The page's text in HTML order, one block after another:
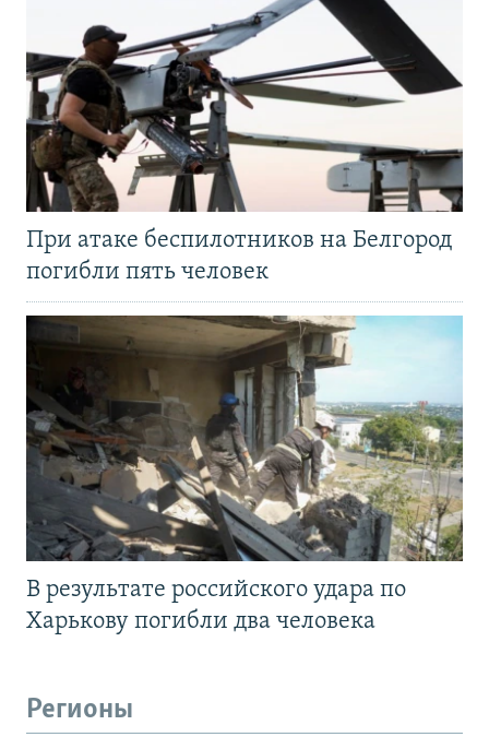
При атаке беспилотников на Белгород
погибли пять человек
В результате российского удара по
Харькову погибли два человека
Регионы